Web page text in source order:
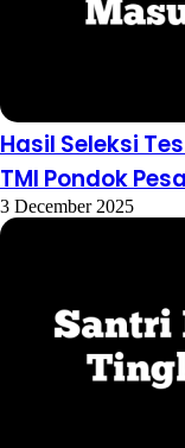
Hasil Seleksi
TMI Pondok
3 December 2025